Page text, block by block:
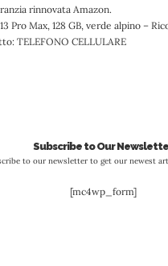
rinnovata Amazon.
Pro Max, 128 GB, verde alpino –
TELEFONO CELLULARE
Subscribe to Our
to our newsletter to get our newest
[mc4wp_form]